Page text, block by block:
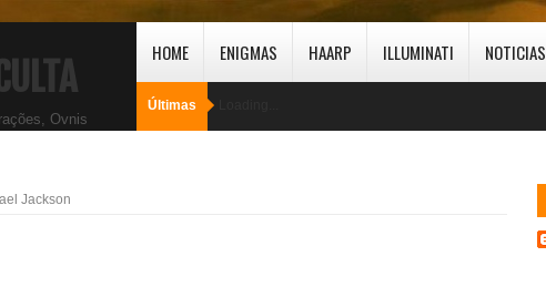
Ovnis
HOME ENIGMAS HAARP ILLUMINATI NOTICIAS
Últimas
Jackson